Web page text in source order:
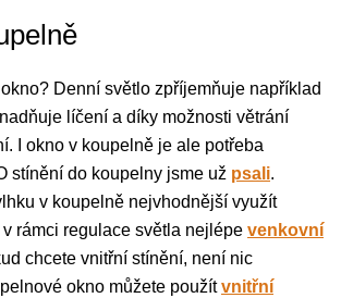
Denní světlo zpříjemňuje například
líčení a díky možnosti větrání
I okno v koupelně je ale potřeba
stínění do koupelny jsme už psali.
v koupelně nejvhodnější využít
rámci regulace světla nejlépe venkovní
chcete vnitřní stínění, není nic
okno můžete použítvnitřní